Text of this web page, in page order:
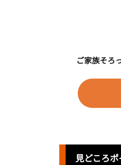
ご家族そろ
見どころ